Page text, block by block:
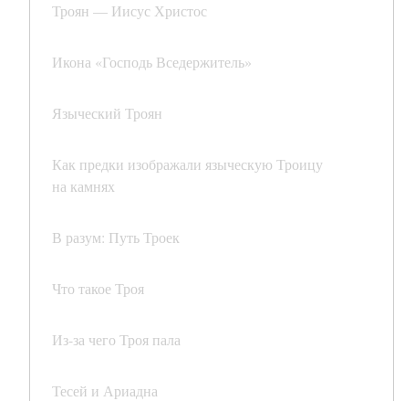
Троян — Иисус Христос
Икона «Господь Вседержитель»
Языческий Троян
Как предки изображали языческую Троицу
на камнях
В разум: Путь Троек
Что такое Троя
Из-за чего Троя пала
Тесей и Ариадна